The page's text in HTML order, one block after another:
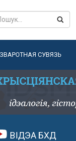
ЗВАРОТНАЯ СУВЯЗЬ
ВІДЭА БХД